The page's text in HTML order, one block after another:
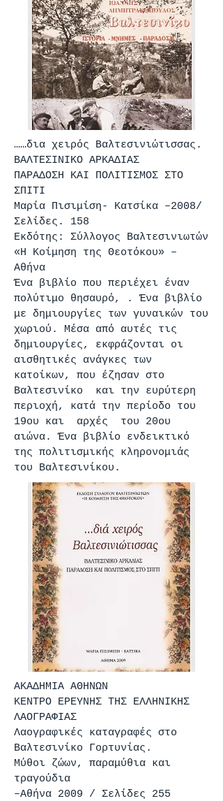
……δια χειρός Βαλτεσινιώτισσας.
ΒΑΛΤΕΣΙΝΙΚΟ ΑΡΚΑΔΙΑΣ
ΠΑΡΑΔΟΣΗ ΚΑΙ ΠΟΛΙΤΙΣΜOΣ ΣΤΟ
ΣΠIΤΙ
Μαρία Πισιμίση- Κατσίκα –2008/
Σελίδες. 158
Εκδότης: Σύλλογος Βαλτεσινιωτών
«Η Κοίμηση της Θεοτόκου» –
Αθήνα
Ένα βιβλίο που περιέχει έναν
πολύτιμο θησαυρό, . Ένα βιβλίο
με δημιουργίες των γυναικών του
χωριού. Μέσα από αυτές τις
δημιουργίες, εκφράζονται οι
αισθητικές ανάγκες των
κατοίκων, που έζησαν στο
Βαλτεσινίκο και την ευρύτερη
περιοχή, κατά την περίοδο του
19ου και αρχές του 20ου
αιώνα. Ένα βιβλίο ενδεικτικό
της πολιτισμικής κληρονομιάς
του Βαλτεσινίκου.
ΑΚΑΔΗΜΙΑ ΑΘΗΝΩΝ
ΚΕΝΤΡΟ ΕΡΕΥΝΗΣ ΤΗΣ ΕΛΛΗΝΙΚΗΣ
ΛΑΟΓΡΑΦΙΑΣ
Λαογραφικές καταγραφές στο
Βαλτεσινίκο Γορτυνίας.
Μύθοι ζώων, παραμύθια και
τραγούδια
–Αθήνα 2009 / Σελίδες 255